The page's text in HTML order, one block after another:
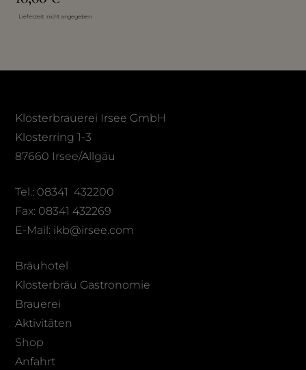
Lieferzeit: nicht angegeben
Klosterbrauerei Irsee GmbH
Klosterring 1-3
87660 Irsee/Allgäu
Tel.: 08341 432200
Fax: 08341 432269
E-Mail: ikb@irsee.com
Bräuhotel
Klosterbräu Gastronomie
Brauerei
Aktivitäten
Shop
Anfahrt